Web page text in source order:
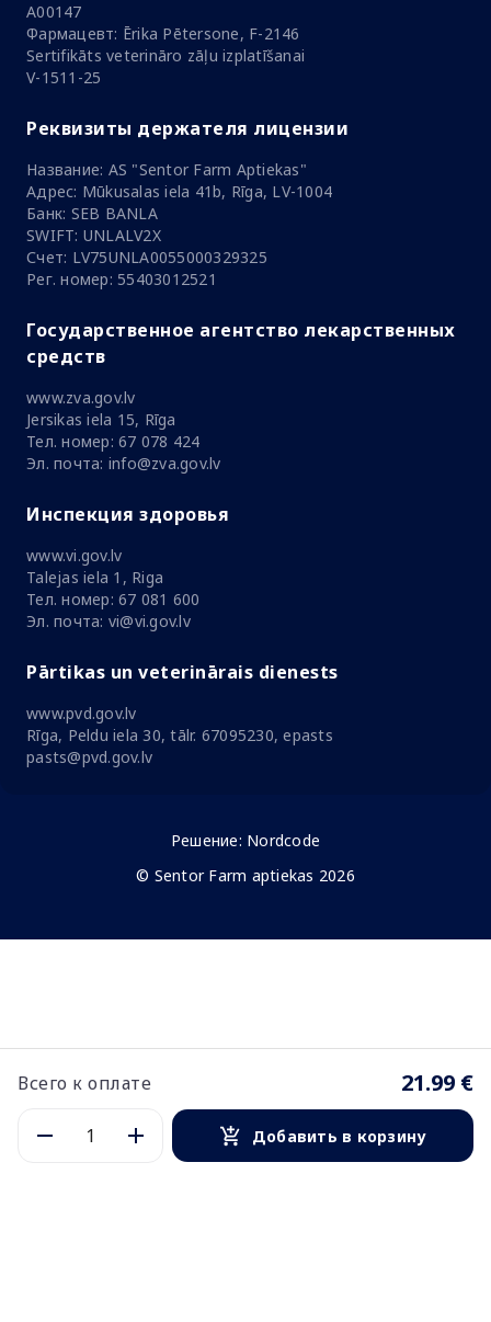
Всего к оплате 21.99 €
Добавить в корзину
A00147
Фармацевт: Ērika Pētersone, F-2146
Sertifikāts veterināro zāļu izplatīšanai
V-1511-25
Реквизиты держателя лицензии
Название: AS "Sentor Farm Aptiekas"
Адрес: Mūkusalas iela 41b, Rīga, LV-1004
Банк: SEB BANLA
SWIFT: UNLALV2X
Счет: LV75UNLA0055000329325
Рег. номер: 55403012521
Государственное агентство лекарственных
средств
www.zva.gov.lv
Jersikas iela 15, Rīga
Тел. номер: 67 078 424
Эл. почта: info@zva.gov.lv
Инспекция здоровья
www.vi.gov.lv
Talejas iela 1, Riga
Тел. номер: 67 081 600
Эл. почта: vi@vi.gov.lv
Pārtikas un veterinārais dienests
www.pvd.gov.lv
Rīga, Peldu iela 30, tālr. 67095230, epasts
pasts@pvd.gov.lv
Решение: Nordcode
© Sentor Farm aptiekas 2026